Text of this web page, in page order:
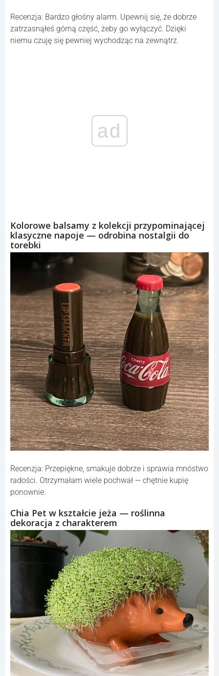
Recenzja: Bardzo głośny alarm. Upewnij się, że dobrze
zatrzasnąłeś górną część, żeby go wyłączyć. Dzięki
niemu czuję się pewniej wychodząc na zewnątrz.
ad
Kolorowe balsamy z kolekcji przypominającej
klasyczne napoje — odrobina nostalgii do
torebki
Recenzja: Przepiękne, smakuje dobrze i sprawia mnóstwo
radości. Otrzymałam wiele pochwał — chętnie kupię
ponownie.
Chia Pet w kształcie jeża — roślinna
dekoracja z charakterem